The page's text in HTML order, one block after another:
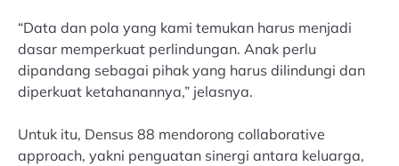
“Data dan pola yang kami temukan harus menjadi
dasar memperkuat perlindungan. Anak perlu
dipandang sebagai pihak yang harus dilindungi dan
diperkuat ketahanannya,” jelasnya.
Untuk itu, Densus 88 mendorong collaborative
approach, yakni penguatan sinergi antara keluarga,